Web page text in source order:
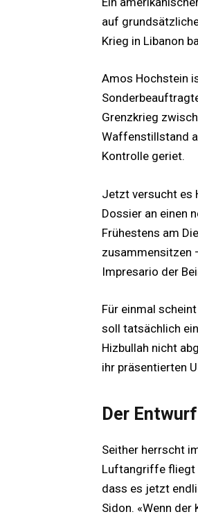
auf
Krieg in Libanon
Amos Hochstein
Grenzkrieg
Waffenstillstand
Kontrolle geriet.
Jetzt versucht es
Dossier an einen
Frühestens am
zusammensitzen
Impresario der
Für einmal
soll tatsächlich
Hizbullah nicht
ihr präsentierten
Der
Seither herrscht
Luftangriffe fliegt
dass es jetzt
Sidon. «Wenn